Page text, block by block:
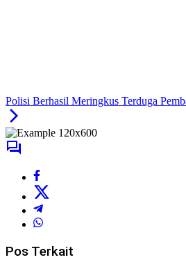
Polisi Berhasil Meringkus Terduga
Pos Terkait